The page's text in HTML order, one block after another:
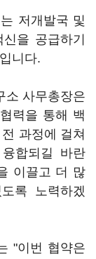
저개발국 및
을 공급하기
니다.
소 사무총장은
력을 통해 백
과정에 걸쳐
합되길 바란
이끌고 더 많
록 노력하겠
"이번 협약은